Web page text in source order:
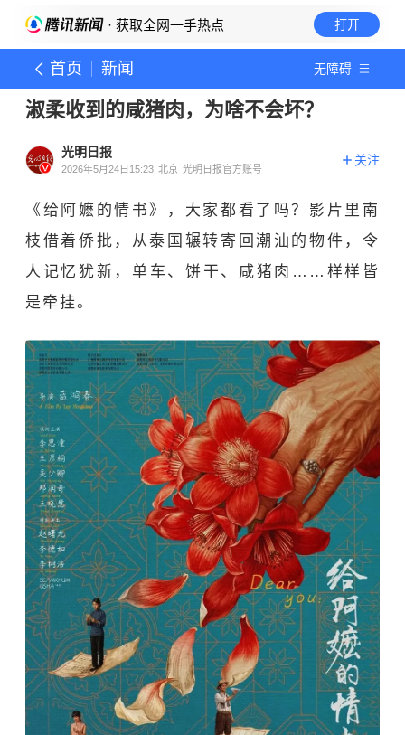
· 获取全网一手热点 打开
首页 新闻 无障碍
淑柔收到的咸猪肉，为啥不会坏？
光明日报
2026年5月24日15:23 北京 光明日报官方账号
关注
《给阿嬷的情书》，大家都看了吗？影片里南
枝借着侨批，从泰国辗转寄回潮汕的物件，令
人记忆犹新，单车、饼干、咸猪肉……样样皆
是牵挂。